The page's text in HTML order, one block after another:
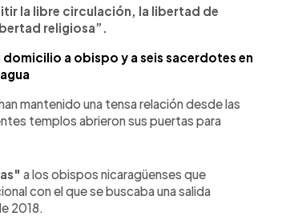
la libre circulación, la libertad de
religiosa”.
a obispo y a seis sacerdotes en
mantenido una tensa relación desde las
templos abrieron sus puertas para
a los obispos nicaragüenses que
con el que se buscaba una salida
2018.